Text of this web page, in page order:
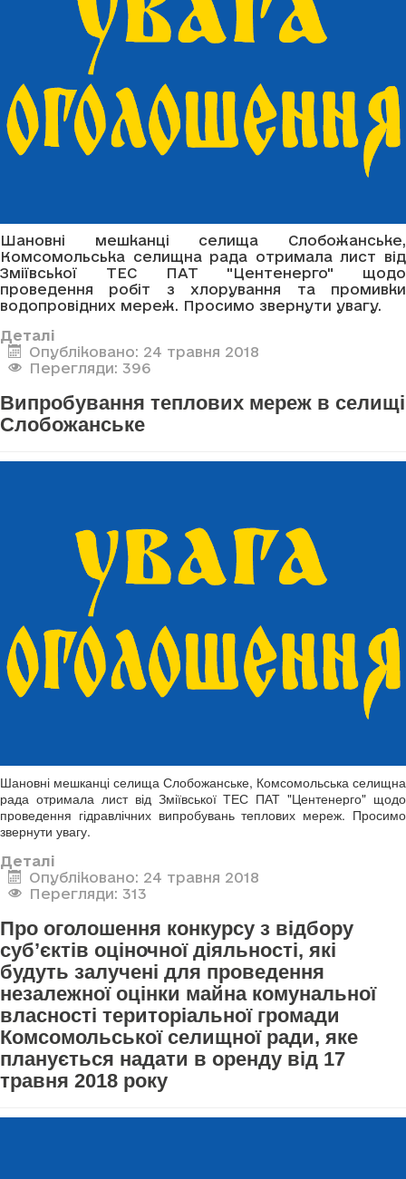
Шановні мешканці селища Слобожанське,
Комсомольська селищна рада отримала лист від
Зміївської ТЕС ПАТ "Центенерго" щодо
проведення робіт з хлорування та промивки
водопровідних мереж. Просимо звернути увагу.
Деталі
Опубліковано: 24 травня 2018
Перегляди: 396
Випробування теплових мереж в селищі
Слобожанське
Шановні мешканці селища Слобожанське, Комсомольська селищна
рада отримала лист від Зміївської ТЕС ПАТ "Центенерго" щодо
проведення гідравлічних випробувань теплових мереж. Просимо
звернути увагу.
Деталі
Опубліковано: 24 травня 2018
Перегляди: 313
Про оголошення конкурсу з відбору
суб’єктів оціночної діяльності, які
будуть залучені для проведення
незалежної оцінки майна комунальної
власності територіальної громади
Комсомольської селищної ради, яке
планується надати в оренду від 17
травня 2018 року